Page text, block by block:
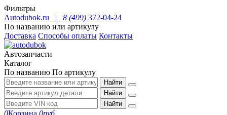
Фильтры
Autodubok.ru |
8 (499) 372-04-24
По названию или артикулу
Доставка Способы оплаты Контакты
Автозапчасти
Каталог
По названию По артикулу
Найти
Найти
Найти
0Корзина 0руб.